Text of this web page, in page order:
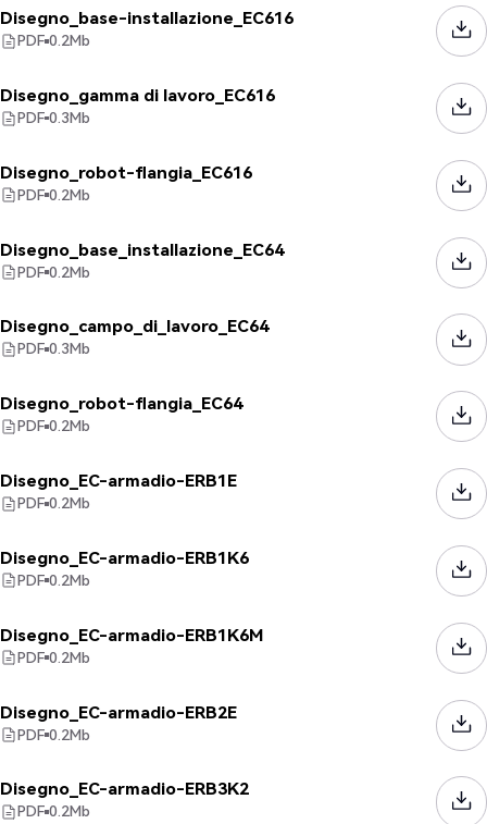
Disegno_base-installazione_EC616
PDF 0.2Mb
Disegno_gamma di lavoro_EC616
PDF 0.3Mb
Disegno_robot-flangia_EC616
PDF 0.2Mb
Disegno_base_installazione_EC64
PDF 0.2Mb
Disegno_campo_di_lavoro_EC64
PDF 0.3Mb
Disegno_robot-flangia_EC64
PDF 0.2Mb
Disegno_EC-armadio-ERB1E
PDF 0.2Mb
Disegno_EC-armadio-ERB1K6
PDF 0.2Mb
Disegno_EC-armadio-ERB1K6M
PDF 0.2Mb
Disegno_EC-armadio-ERB2E
PDF 0.2Mb
Disegno_EC-armadio-ERB3K2
PDF 0.2Mb